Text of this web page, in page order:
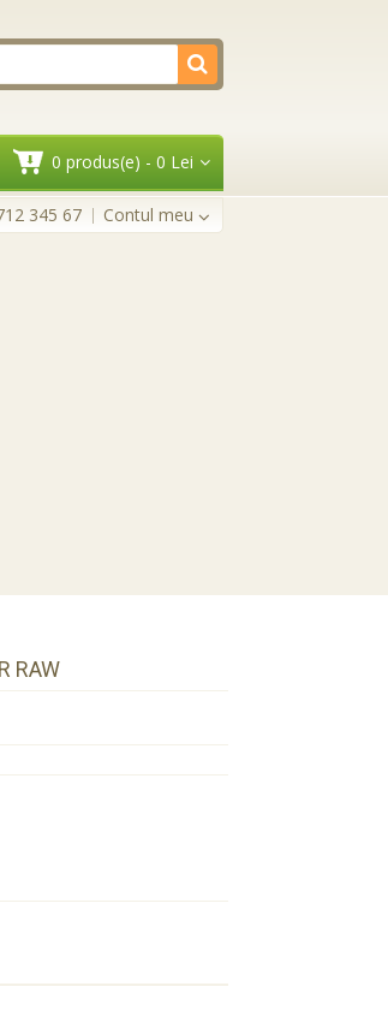
0 produs(e) - 0 Lei
345 67 Contul meu
RAW